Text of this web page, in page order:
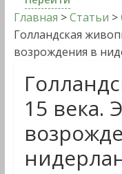
Главная >Статьи >
Голландская
возрождения в
15 века.